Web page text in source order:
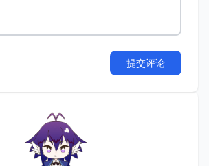
提交评论